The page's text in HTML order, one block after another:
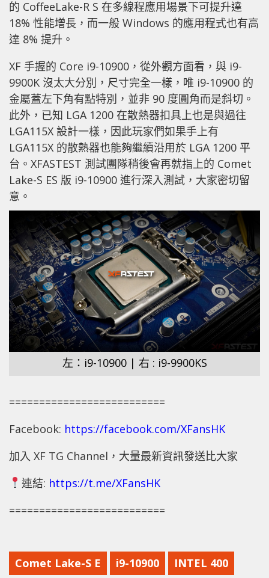
的 CoffeeLake-R S 在多線程應用場景下可提升達
18% 性能增長，而一般 Windows 的應用程式也有高
達 8% 提升。
XF 手握的 Core i9-10900，從外觀方面看，與 i9-
9900K 沒太大分別，尺寸完全一樣，唯 i9-10900 的
金屬蓋左下角有點特別，並非 90 度圓角而是斜切。
此外，已知 LGA 1200 在散熱器扣具上也是與過往
LGA115X 設計一樣，因此玩家們如果手上有
LGA115X 的散熱器也能夠繼續沿用於 LGA 1200 平
台。XFASTEST 測試團隊稍後會再就指上的 Comet
Lake-S ES 版 i9-10900 進行深入測試，大家密切留
意。
左：i9-10900 | 右 : i9-9900KS
==========================
Facebook: https://facebook.com/XFansHK
加入 XF TG Channel，大量最新資訊發送比大家
連結: https://t.me/XFansHK
==========================
Comet Lake-S E i9-10900 INTEL 400